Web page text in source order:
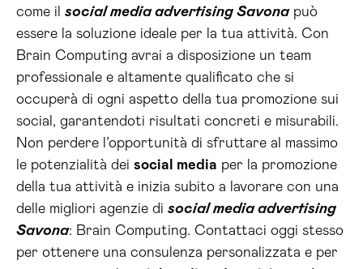
come il social media advertising Savonapuò
essere la soluzione ideale per la tua attività. Con
Brain Computing avrai a disposizione un team
professionale e altamente qualificato che si
occuperà di ogni aspetto della tua promozione sui
social, garantendoti risultati concreti e misurabili.
Non perdere l’opportunità di sfruttare al massimo
le potenzialità dei social media per la promozione
della tua attività e inizia subito a lavorare con una
delle migliori agenzie di social media advertising
Savona: Brain Computing. Contattaci oggi stesso
per ottenere una consulenza personalizzata e per